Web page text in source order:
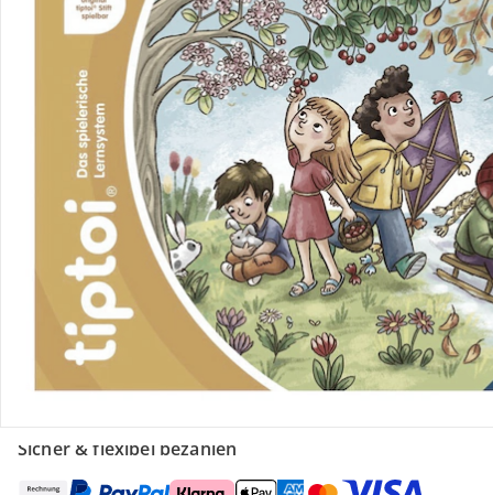
Retoure & Reklamation
Gutscheine & Aktionen
Kontakt & Service
Filialen & Beratung
Über uns
Sicher & flexibel bezahlen